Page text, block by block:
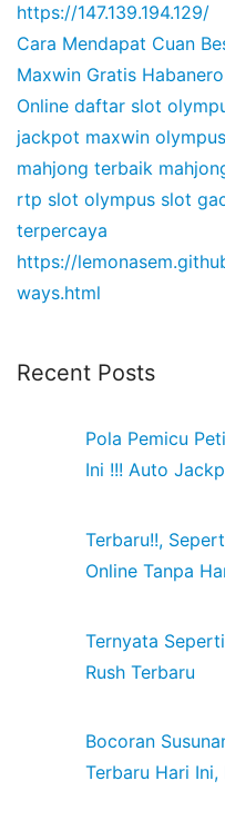
https://147.139.194.129/
Cara Mendapat Cuan
Maxwin Gratis Habanero
Online daftar slot
jackpot maxwin olympus
mahjong terbaik
rtp slot olympus slot
terpercaya
https://
ways.html
Recent Posts
Pola Pemicu
Ini !!! Auto
Terbaru!!,
Online Tanpa
Ternyata
Rush Terbaru
Bocoran
Terbaru Hari